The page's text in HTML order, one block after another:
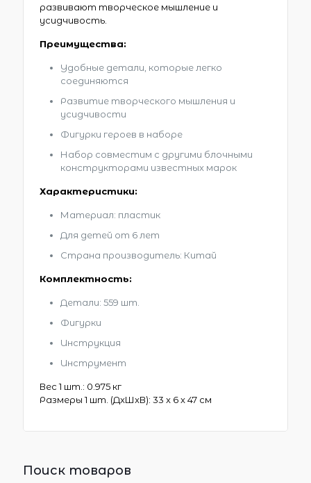
развивают творческое мышление и
усидчивость.
Преимущества:
Удобные детали, которые легко
соединяются
Развитие творческого мышления и
усидчивости
Фигурки героев в наборе
Набор совместим с другими блочными
конструкторами известных марок
Характеристики:
Материал: пластик
Для детей от 6 лет
Страна производитель: Китай
Комплектность:
Детали: 559 шт.
Фигурки
Инструкция
Инструмент
Вес 1 шт.: 0.975 кг
Размеры 1 шт. (ДxШxВ): 33 x 6 x 47 см
Поиск товаров